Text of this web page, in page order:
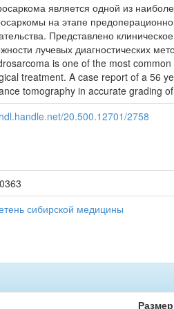
является одной из
на этапе
Представлено
лучевых диагностических
is one of the most
treatment. A case report of a 56
tomography in accurate grading
20.500.12701/2758
сибирской медицины
Размер